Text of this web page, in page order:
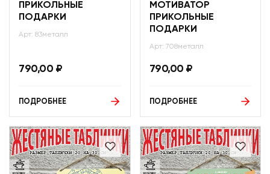
ПРИКОЛЬНЫЕ
ПОДАРКИ
Арт: 83металл
790,00 ₽
ПОДРОБНЕЕ
МОТИВАТОР
ПРИКОЛЬНЫЕ
ПОДАРКИ
Арт: 708металл
790,00 ₽
ПОДРОБНЕЕ